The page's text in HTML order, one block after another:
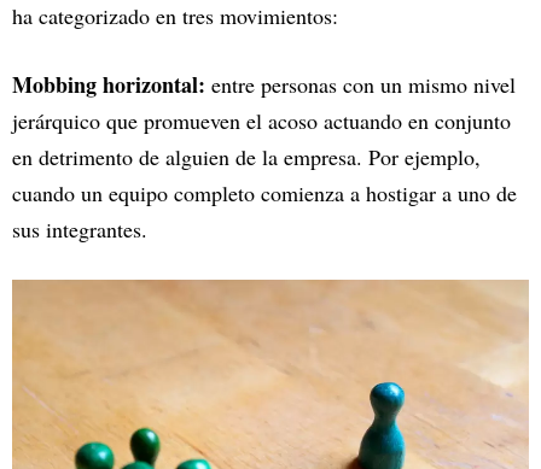
ha categorizado en tres movimientos:
Mobbing horizontal: entre personas con un mismo nivel
jerárquico que promueven el acoso actuando en conjunto
en detrimento de alguien de la empresa. Por ejemplo,
cuando un equipo completo comienza a hostigar a uno de
sus integrantes.